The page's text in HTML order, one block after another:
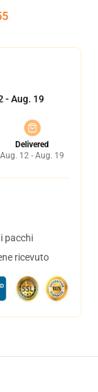
- Aug. 19
Delivered
Aug. 12 - Aug. 19
pacchi
ricevuto